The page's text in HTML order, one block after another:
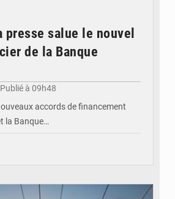
presse salue le nouvel
de la Banque
Publié à 09h48
accords de financement
la Banque…